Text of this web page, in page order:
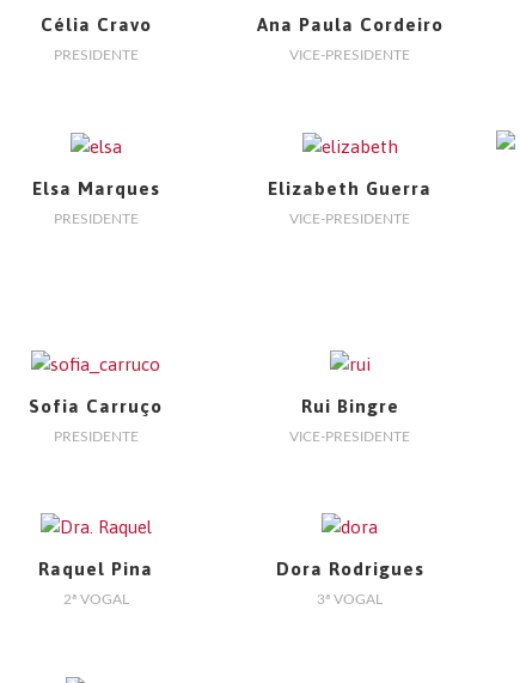
Célia Cravo
PRESIDENTE
Ana Paula Cordeiro
VICE-PRESIDENTE
Elsa Marques
PRESIDENTE
Elizabeth Guerra
VICE-PRESIDENTE
Sofia Carruço
PRESIDENTE
Rui Bingre
VICE-PRESIDENTE
Raquel Pina
2ª VOGAL
Dora Rodrigues
3ª VOGAL